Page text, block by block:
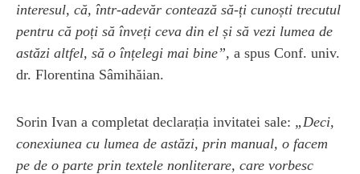
interesul, că, într-adevăr contează să-ți cunoști trecutul
pentru că poți să înveți ceva din el și să vezi lumea de
astăzi altfel, să o înțelegi mai bine”, a spus Conf. univ.
dr. Florentina Sâmihăian.
Sorin Ivan a completat declarația invitatei sale: „Deci,
conexiunea cu lumea de astăzi, prin manual, o facem
pe de o parte prin textele nonliterare, care vorbesc